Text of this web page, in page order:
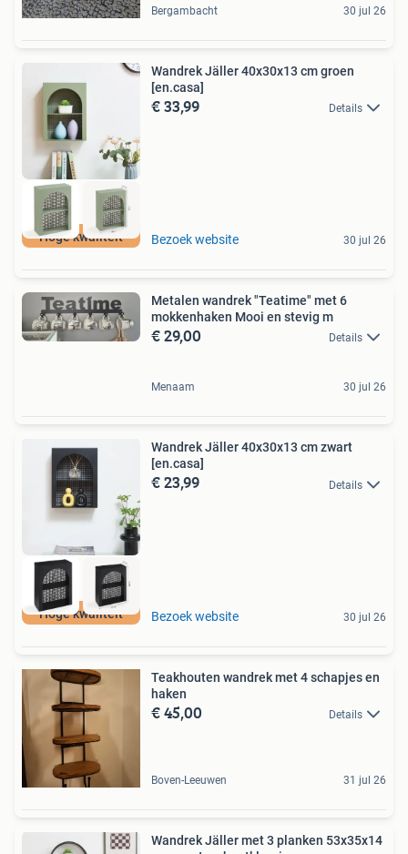
Bergambacht 30 jul 26
Hoge kwaliteit
Wandrek Jäller 40x30x13 cm groen
[en.casa]
€ 33,99 Details
Bezoek website 30 jul 26
Metalen wandrek "Teatime" met 6
mokkenhaken Mooi en stevig m
€ 29,00 Details
Menaam 30 jul 26
Hoge kwaliteit
Wandrek Jäller 40x30x13 cm zwart
[en.casa]
€ 23,99 Details
Bezoek website 30 jul 26
Teakhouten wandrek met 4 schapjes en
haken
€ 45,00 Details
Boven-Leeuwen 31 jul 26
Wandrek Jäller met 3 planken 53x35x14